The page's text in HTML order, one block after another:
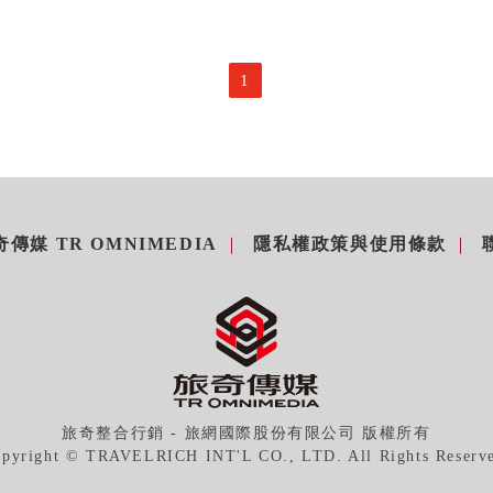
1
傳媒 TR OMNIMEDIA 隱私權政策與使用條款
旅奇整合行銷 - 旅網國際股份有限公司 版權所有
© TRAVELRICH INT'L CO., LTD. All Rights